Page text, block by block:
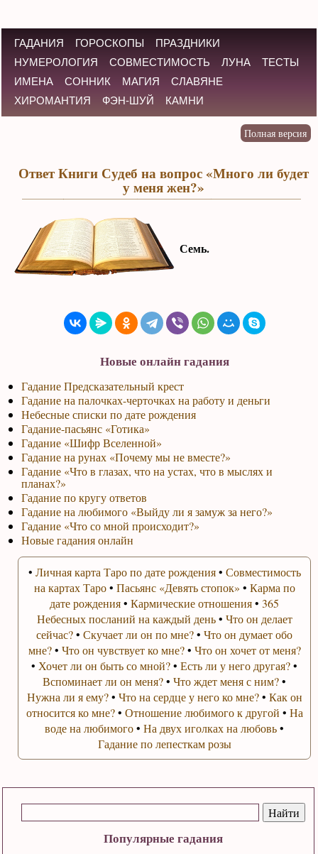
ГАДАНИЯ ГОРОСКОПЫ
ПРАЗДНИКИ
НУМЕРОЛОГИЯ
СОВМЕСТИМОСТЬ ЛУНА
ТЕСТЫ
ИМЕНА
СОННИК МАГИЯ
СЛАВЯНЕ
ХИРОМАНТИЯ
ФЭН-ШУЙ КАМНИ
Популярные гадания
Ответ Книги Судеб на вопрос «Много ли будет
у меня жен?»
Семь.
Новые онлайн гадания
Гадание Предсказательный крест
Гадание на палочках-черточках на работу и деньги
Небесные списки по дате рождения
Гадание-пасьянс «Готика»
Гадание «Шифр Вселенной»
Гадание на рунах «Почему мы не вместе?»
Гадание «Что в глазах, что на устах, что в мыслях и
планах?»
Гадание по кругу ответов
Гадание на любимого «Выйду ли я замуж за него?»
Гадание «Что со мной происходит?»
Новые гадания онлайн
• Личная карта Таро по дате рождения• Совместимость
на картах Таро• Пасьянс «Девять стопок» • Карма по
дате рождения•Кармические отношения•365
Небесных посланий на каждый день• Что он делает
сейчас?•Скучает ли он по мне?•Что он думает обо
мне?• Что он чувствует ко мне?• Что он хочет от меня?
• Хочет ли он быть со мной?•Есть ли у него другая?•
Вспоминает ли он меня?•Что ждет меня с ним?•
Нужна ли я ему?• Что на сердце у него ко мне?• Как он
относится ко мне?• Отношение любимого к другой • На
воде на любимого•На двух иголках на любовь•
Гадание по лепесткам розы